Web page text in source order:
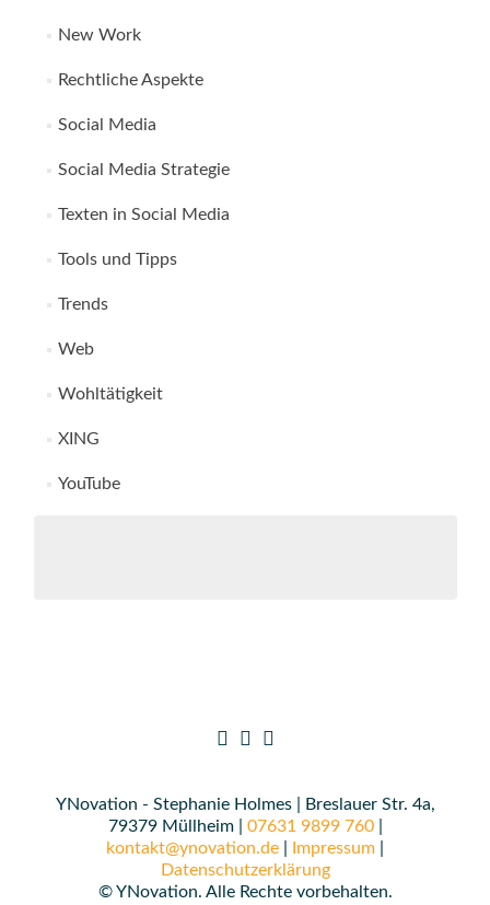
New Work
Rechtliche Aspekte
Social Media
Social Media Strategie
Texten in Social Media
Tools und Tipps
Trends
Web
Wohltätigkeit
XING
YouTube
YNovation - Stephanie Holmes | Breslauer Str. 4a,
79379 Müllheim | 07631 9899 760|
kontakt@ynovation.de
Impressum
Datenschutzerklärung
© YNovation. Alle Rechte vorbehalten.